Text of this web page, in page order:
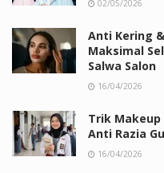
02/05/2026
Anti Kering
Maksimal
Salwa Salon
16/04/2026
Trik
Anti Razia
16/04/2026